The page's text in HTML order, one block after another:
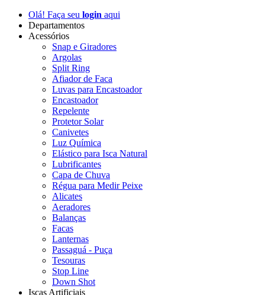
Olá! Faça seu login aqui
Departamentos
Acessórios
Snap e Giradores
Argolas
Split Ring
Afiador de Faca
Luvas para Encastoador
Encastoador
Repelente
Protetor Solar
Canivetes
Luz Química
Elástico para Isca Natural
Lubrificantes
Capa de Chuva
Régua para Medir Peixe
Alicates
Aeradores
Balanças
Facas
Lanternas
Passaguá - Puça
Tesouras
Stop Line
Down Shot
Iscas Artificiais